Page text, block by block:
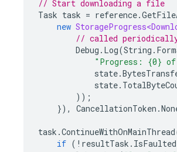
// Start downloading a file
Task task = reference.
new
// called periodically
Debug . Log(String .
"Progress: {0}
state.
state.
));
}),
CancellationToken .
task .ContinueWithOnMainThread
if ( ! resultTask . IsFaulted